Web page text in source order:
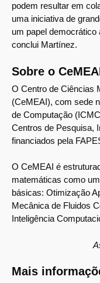
podem resultar em
uma iniciativa de
um papel democrático
conclui Martínez.
Sobre o
O Centro de Ciências
(CeMEAI), com sede
de Computação
Centros de Pesquisa,
financiados pela
O CeMEAI é
matemáticas como
básicas: Otimização
Mecânica de Fluidos
Inteligência
Mais